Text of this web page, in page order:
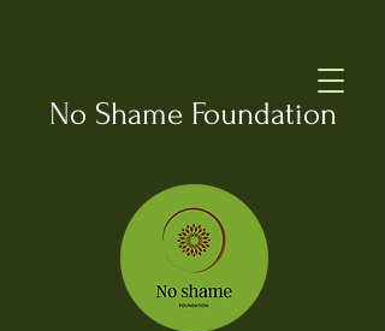
No Shame Foundation